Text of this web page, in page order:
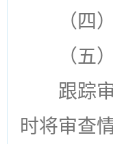
（四
（五
跟踪
时将审查